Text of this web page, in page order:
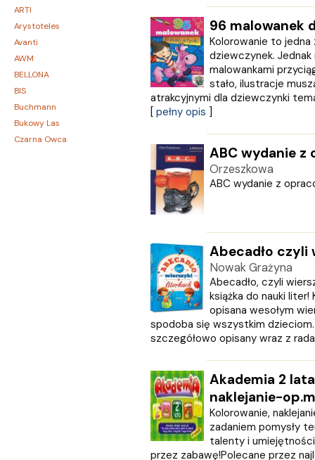
ARTI
Arystoteles
Avanti
AWM
BELLONA
BIS
Buchmann
Bukowy Las
Czarna Owca
96 malowanek
Kolorowanie to jedna
dziewczynek. Jednak
malowankami
stało, ilustracje
atrakcyjnymi dla dziewczynki
[ pełny opis ]
ABC wydanie z
Orzeszkowa
ABC wydanie z
Abecadło
Nowak Grażyna
Abecadło, czyli
książka do nauki liter!
opisana wesołym
spodoba się wszystkim
szczegółowo opisany wraz z
Akademia 2
naklejanie-
Kolorowanie,
zadaniem pomysły
talenty i
przez zabawę!Polecane przez